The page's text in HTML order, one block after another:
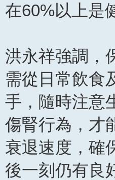
在60%以上是
洪永祥強調，
需從日常飲食
手，隨時注意
傷腎行為，才
衰退速度，確
後一刻仍有良